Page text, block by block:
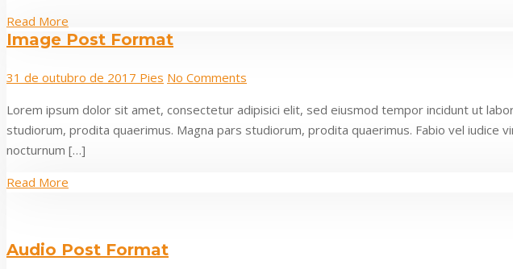
Read More
Image Post Format
31 de outubro de 2017 Pies No Comments
Lorem ipsum dolor sit amet, consectetur adipisici elit, sed eiusmod tempor incidunt ut
studiorum, prodita quaerimus. Magna pars studiorum, prodita quaerimus. Fabio vel iudice
nocturnum […]
Read More
Audio Post Format